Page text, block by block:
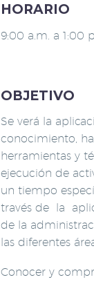
HORARIO
9:00 a.m. a 1:00
OBJETIVO
Se verá la
conocimiento,
herramientas y
ejecución de
un tiempo
través de la
de la
las diferentes
Conocer y